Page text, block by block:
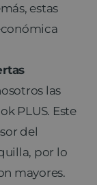
estas
las
PLUS. Este
del
por lo
mayores.